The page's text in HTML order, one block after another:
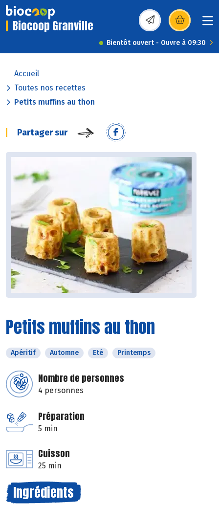
Biocoop Granville (s’ouvre dans une
Bientôt ouvert - Ouvre à 09:30
Accueil
Toutes nos recettes
Petits muffins au thon
Partager sur
Petits muffins au thon
Apéritif Automne Eté Printemps
Nombre de personnes
4 personnes
Préparation
5 min
Cuisson
25 min
Ingrédients